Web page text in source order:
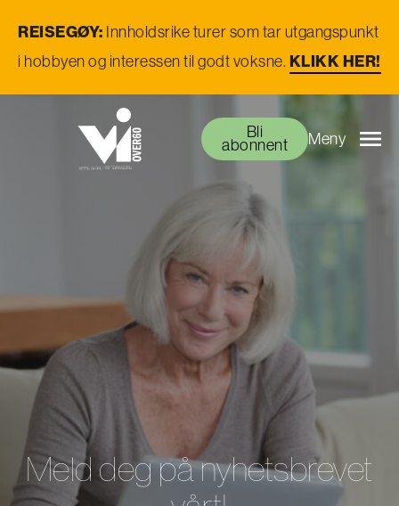
REISEGØY: Innholdsrike turer som tar utgangspunkt
i hobbyen og interessen til godt voksne. KLIKK HER!
Bli
abonnent Meny
Meld deg på nyhetsbrevet